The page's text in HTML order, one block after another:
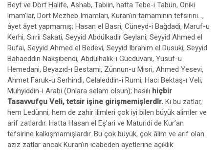
Beyt ve Dört Halife, Ashab, Tabiin, hatta Tebe-i Tabün, Oniki
lmam’lar, Dört Mezheb Imamları, Kuran’ın tamamının tefsirini...,
âyet âyet yapmamış; Hasan el Basri, Cüneyd-i Bağdadi, Maruf-u
Kerhi, Sırrii Sakati, Seyyid Abdülkadir Geylani, Seyyid Ahmed el
Rufai, Seyyid Ahmed el Bedevi, Seyyid Ibrahim el Dusuki, Seyyid
Bahaeddin Nakşibendi, Abdülhalık-ı Gücdüvani, Yusuf-u
Hemedani, Beyazıd-ı Bestami, Zünnun-u Mısri, Ahmed Yesevi,
Ahmet Faruk-u Serhindi, Celaleddin-i Rumi, Hacı Bektaş-ı Veli,
Muhyiddin-i Arabi (Onlara selam olsun); hasılı hiçbir
Tasavvufçu Veli, tetsir işine girişmemişlerdlr. Ki bu zatlar,
hem Ledünni, hem de zahir ilimleri çok iyi bilen büyük alimler ve
arif zatlardır. Hatta Hasan el Eş’ari ve Maturidi de Kur’an
tefsirine kalkışmamışlardır. Bu çok büyük, çok âlim ve arif olan
aziz zatlar ancak Kuran’ın icabeden ayetlerine açıklık